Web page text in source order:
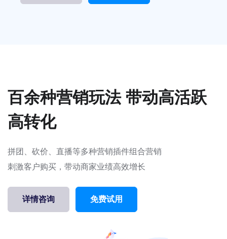
百余种营销玩法 带动高活跃
高转化
拼团、砍价、直播等多种营销插件组合营销
刺激客户购买，带动商家业绩高效增长
详情咨询 免费试用